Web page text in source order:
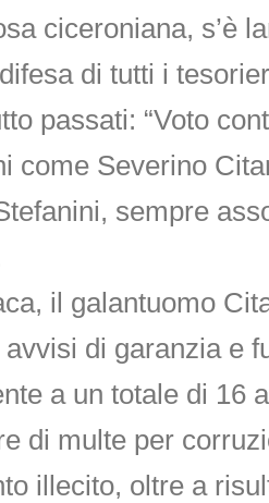
ciceroniana, s’è
di tutti i
passati: “Voto
come Severino
sempre
il galantuomo
di garanzia e
a un totale di 16
di multe per
illecito, oltre a